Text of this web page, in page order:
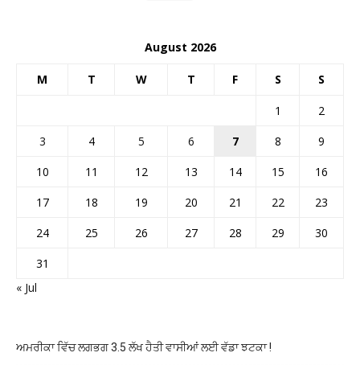
August 2026
M T W T F S S
1
2
3
4 5 6 7 8
9
10
11 12 13 14 15
16
17
18 19 20 21 22
23
24
25 26 27 28 29
30
31
« Jul
ਅਮਰੀਕਾ ਵਿੱਚ ਲਗਭਗ 3.5 ਲੱਖ ਹੈਤੀ ਵਾਸੀਆਂ ਲਈ ਵੱਡਾ ਝਟਕਾ !